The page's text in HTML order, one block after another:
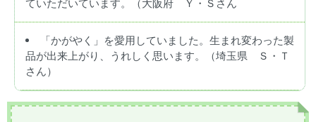
ていただいています。（大阪府 Ｙ・Ｓさん
「かがやく」を愛用していました。生まれ変わった製
品が出来上がり、うれしく思います。（埼玉県 Ｓ・Ｔ
さん）